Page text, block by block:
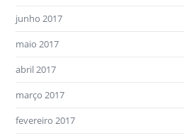
junho 2017
maio 2017
abril 2017
março 2017
fevereiro 2017